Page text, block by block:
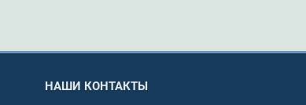
НАШИ КОНТАКТЫ